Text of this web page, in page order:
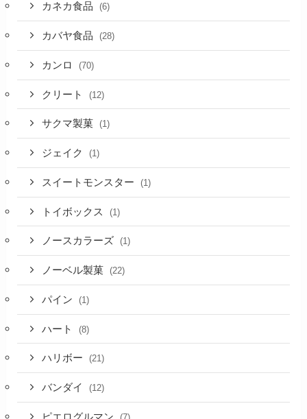
カネカ食品 (6)
カバヤ食品 (28)
カンロ (70)
クリート (12)
サクマ製菓 (1)
ジェイク (1)
スイートモンスター (1)
トイボックス (1)
ノースカラーズ (1)
ノーベル製菓 (22)
パイン (1)
ハート (8)
ハリボー (21)
バンダイ (12)
ピエログルマン